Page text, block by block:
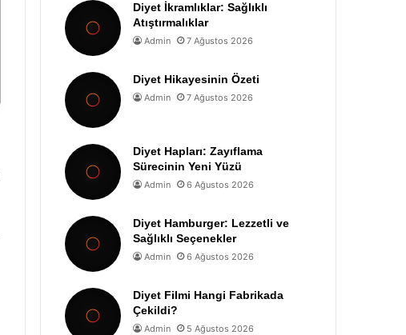
Diyet İkramlıklar: Sağlıklı
Atıştırmalıklar
Admin 7 Ağustos 2026
Diyet Hikayesinin Özeti
Admin 7 Ağustos 2026
Diyet Hapları: Zayıflama
Sürecinin Yeni Yüzü
Admin 6 Ağustos 2026
Diyet Hamburger: Lezzetli ve
Sağlıklı Seçenekler
Admin 6 Ağustos 2026
Diyet Filmi Hangi Fabrikada
Çekildi?
Admin 5 Ağustos 2026